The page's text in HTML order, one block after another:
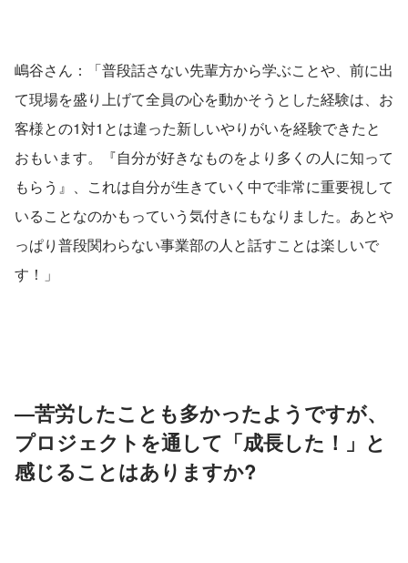
嶋谷さん：「普段話さない先輩方から学ぶことや、前に出
て現場を盛り上げて全員の心を動かそうとした経験は、お
客様との1対1とは違った新しいやりがいを経験できたと
おもいます。『自分が好きなものをより多くの人に知って
もらう』、これは自分が生きていく中で非常に重要視して
いることなのかもっていう気付きにもなりました。あとや
っぱり普段関わらない事業部の人と話すことは楽しいで
す！」
―苦労したことも多かったようですが、
プロジェクトを通して「成長した！」と
感じることはありますか?